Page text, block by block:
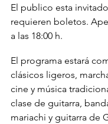
El publico esta
requieren boletos.
a las 18:00 h.
El programa estará
clásicos ligeros,
cine y música
clase de guitarra,
mariachi y guitarra de